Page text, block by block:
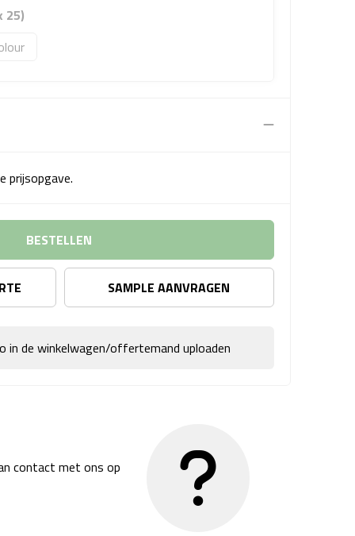
25)
prijsopgave.
BESTELLEN
SAMPLE AANVRAGEN
in de winkelwagen/offertemand uploaden
contact met ons op